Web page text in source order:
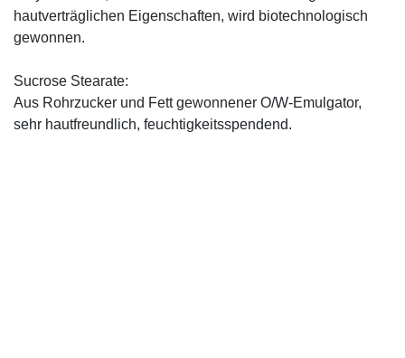
hautverträglichen Eigenschaften, wird biotechnologisch
gewonnen.
Sucrose Stearate:
Aus Rohrzucker und Fett gewonnener O/W-Emulgator,
sehr hautfreundlich, feuchtigkeitsspendend.